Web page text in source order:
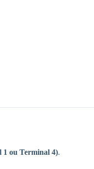
1 ou Terminal 4).